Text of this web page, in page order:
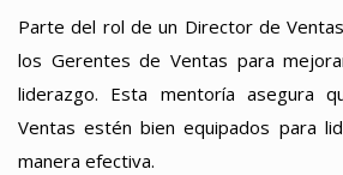
Parte del rol de un Director de
los Gerentes de Ventas para
liderazgo. Esta mentoría asegura
Ventas estén bien equipados para
manera efectiva.